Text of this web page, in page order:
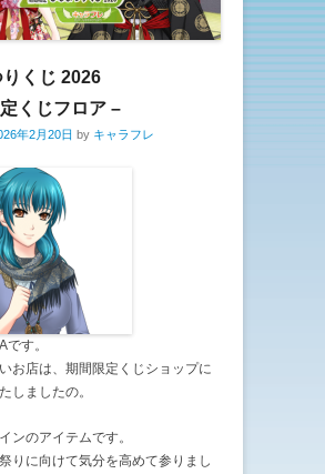
くじ 2026
くじフロア –
年2月20日 by キャラフレ
す。
お店は、期間限定くじショップに
しましたの。
ンのアイテムです。
りに向けて気分を高めて参りまし